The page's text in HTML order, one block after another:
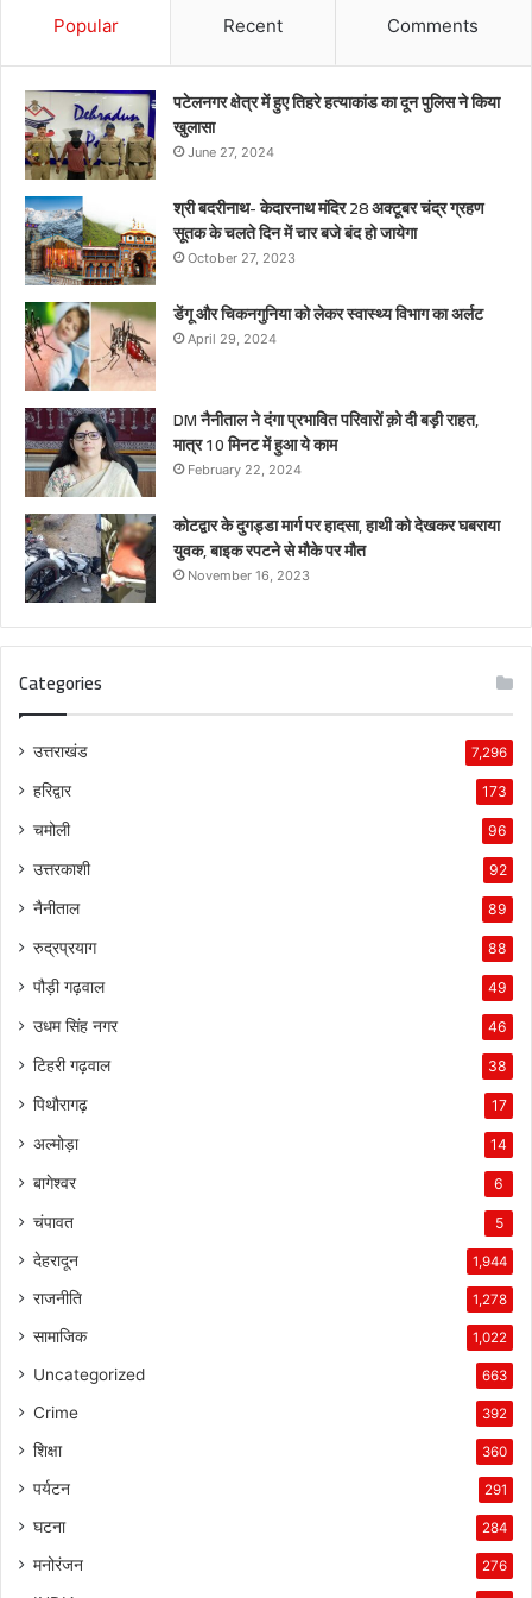
Popular Recent Comments
पटेलनगर क्षेत्र में हुए तिहरे हत्याकांड का दून पुलिस ने किया
खुलासा
June 27, 2024
श्री बदरीनाथ- केदारनाथ मंदिर 28 अक्टूबर चंद्र ग्रहण
सूतक के चलते दिन में चार बजे बंद हो जायेगा
October 27, 2023
डेंगू और चिकनगुनिया को लेकर स्वास्थ्य विभाग का अर्लट
April 29, 2024
DM नैनीताल ने दंगा प्रभावित परिवारों क़ो दी बड़ी राहत,
मात्र 10 मिनट में हुआ ये काम
February 22, 2024
कोटद्वार के दुगड्डा मार्ग पर हादसा, हाथी को देखकर घबराया
युवक, बाइक रपटने से मौके पर मौत
November 16, 2023
Categories
उत्तराखंड 7,296
हरिद्वार 173
चमोली 96
उत्तरकाशी 92
नैनीताल 89
रुद्रप्रयाग 88
पौड़ी गढ़वाल 49
उधम सिंह नगर 46
टिहरी गढ़वाल 38
पिथौरागढ़ 17
अल्मोड़ा 14
बागेश्वर 6
चंपावत 5
देहरादून 1,944
राजनीति 1,278
सामाजिक 1,022
Uncategorized 663
Crime 392
शिक्षा 360
पर्यटन 291
घटना 284
मनोरंजन 276